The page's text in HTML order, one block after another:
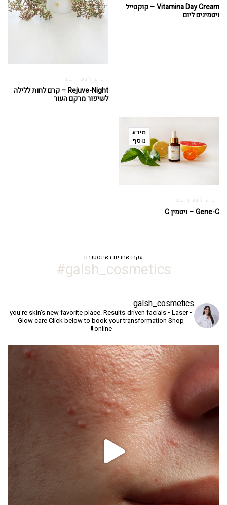
Vitamina Day Cream – קוקטייל
ויטמינים ליום
הטיפול בעור יבש
Rejuve-Night – קרם לחות ללילה
לשיפור מרקם העור
מידע
נוסף
הטיפול בעור יבש
Gene-C – ויטמין C
עקבו אחרינו באינסטגרם
galsh_cosmetics#
galsh_cosmetics
you're skin's new favorite place.Results-driven facials • Laser •
Glow careClick below to book your transformation Shop
online⬇️